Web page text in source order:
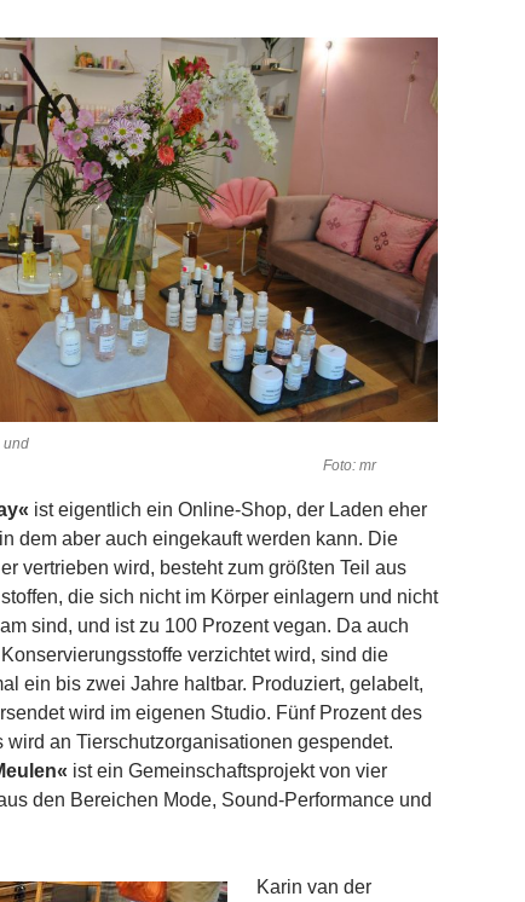
und
Foto: mr
ist eigentlich ein Online-Shop, der Laden eher
dem aber auch eingekauft werden kann. Die
vertrieben wird, besteht zum größten Teil aus
die sich nicht im Körper einlagern und nicht
sind, und ist zu 100 Prozent ve­gan. Da auch
verzichtet wird, sind die
ein bis zwei Jahre haltbar. Produziert, gelabelt,
wird im eigenen Studio. Fünf Prozent des
wird an Tierschutzorganisationen gespendet.
ist ein Gemeinschaftsprojekt von vier
den Bereichen Mode, Sound-Performance und
Karin van der